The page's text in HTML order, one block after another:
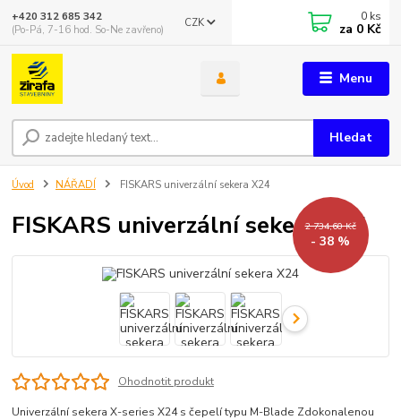
Menu
CZK
Hledat
+420 312 685 342
(Po-Pá, 7-16 hod. So-Ne zavřeno)
0 ks
za 0 Kč
Úvod NÁŘADÍ FISKARS univerzální sekera X24
FISKARS univerzální sekera X24
2 734,60 Kč
- 38 %
Ohodnotit produkt
Univerzální sekera X-series X24 s čepelí typu M-Blade Zdokonalenou